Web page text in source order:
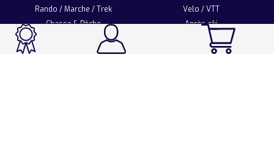
Rando / Marche / Trek
Velo / VTT
Chasse & Pêche
Après-ski
Sport Fashion